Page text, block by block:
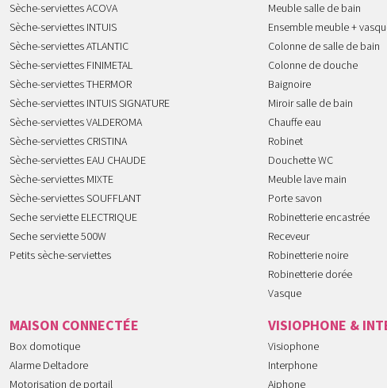
Sèche-serviettes ACOVA
Sèche-serviettes INTUIS
Sèche-serviettes ATLANTIC
Sèche-serviettes FINIMETAL
Sèche-serviettes THERMOR
Sèche-serviettes INTUIS SIGNATURE
Sèche-serviettes VALDEROMA
Sèche-serviettes CRISTINA
Sèche-serviettes EAU CHAUDE
Sèche-serviettes MIXTE
Sèche-serviettes SOUFFLANT
Seche serviette ELECTRIQUE
Seche serviette 500W
Petits sèche-serviettes
Meuble salle de bain
Ensemble meuble +
Colonne de salle de bain
Colonne de douche
Baignoire
Miroir salle de bain
Chauffe eau
Robinet
Douchette WC
Meuble lave main
Porte savon
Robinetterie encastrée
Receveur
Robinetterie noire
Robinetterie dorée
Vasque
MAISON CONNECTÉE
Box domotique
Alarme Deltadore
Motorisation de portail
VISIOPHONE &
Visiophone
Interphone
Aiphone